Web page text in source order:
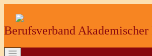
Berufsverband